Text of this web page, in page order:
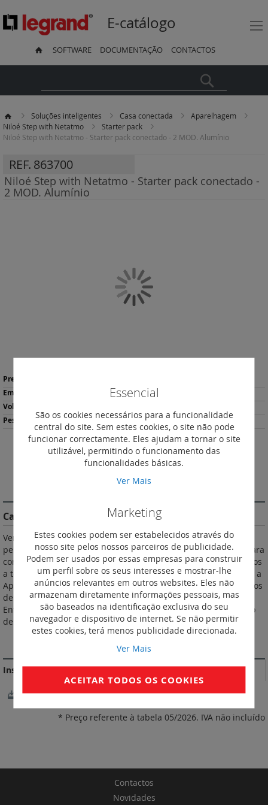
E-catálogo
SOFTWARE DOCUMENTAÇÃO CONTACTOS
Soluções inteligentes Casa conectada
Aparelhagem
Niloé Step with Netatmo
Starter pack
Niloé Step with Netatmo - Starter pack conectado - 2 MOD. Alumínio
REF. 863700
Niloé Step with Netatmo - Starter pack conectado -
2 MOD. Alumínio
Mais
informação
130
Imprimir
da
Galeria
de
imagens
DESCRIÇÃO
Características do Produto
Versão série de aparelhagem em 2 MOD: Este Starter Pack
permite iniciar uma instalação conectada Pode ser utilizado para
controlar a iluminação, estores e equipamentos elétricos ligados
a tomadas de energia conectadas: - utilizando o smartphone e a
App Home + Control; - através de assistentes de voz; - comandos
de cenários sem fios. Fornecido com comando geral sem fios
Entrar/Sair com suporte (atenção instala-se apenas em quadro
de 2 módulos) Alimentação 110-230 Va.c. - 2 módulos.
MAIS INFORMAÇÃO
Instruções de instalação e documentos relacionados
NotíciasTécnicas
* Preço referente à tabela 05/2026. IVA não incluído
Contactos
Novidades
Essencial
São os cookies necessários para a funcionalidade
central do site. Sem estes cookies, o site não pode
funcionar correctamente. Eles ajudam a tornar o site
utilizável, permitindo o funcionamento das
funcionalidades básicas.
Ver Mais
Marketing
Estes cookies podem ser estabelecidos através do
nosso site pelos nossos parceiros de publicidade.
Podem ser usados por essas empresas para construir
um perfil sobre os seus interesses e mostrar-lhe
anúncios relevantes em outros websites. Eles não
armazenam diretamente informações pessoais, mas
são baseados na identificação exclusiva do seu
navegador e dispositivo de internet. Se não permitir
estes cookies, terá menos publicidade direcionada.
Ver Mais
ACEITAR TODOS OS COOKIES